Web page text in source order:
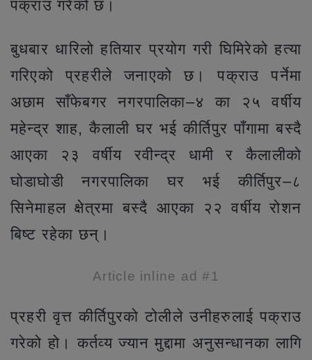
पक्राउ गरेको छ।
बुधबार धारिलो हतियार प्रयोग गरी घिमिरेको हत्या
गरिएको प्रहरीले जनाएको छ। पक्राउ पर्नेमा
अछाम साँफेबगर नगरपालिका–४ का २५ वर्षीय
महेन्द्र शाह, कैलाली घर भई कीर्तिपुर पाँगामा बस्दै
आएका २३ वर्षीय रवीन्द्र धामी र कैलालीको
घोडाघोडी नगरपालिका घर भई कीर्तिपुर–८
सिनेमाहल क्षेत्रमा बस्दै आएका २२ वर्षीय रोशन
बिष्ट रहेका छन्।
Article inline ad #1
प्रहरी वृत्त कीर्तिपुरको टोलीले उनीहरुलाई पक्राउ
गरेको हो। कर्तव्य ज्यान मुद्दामा अनुसन्धानका लागि